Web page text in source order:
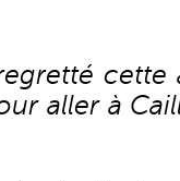
cette
aller à